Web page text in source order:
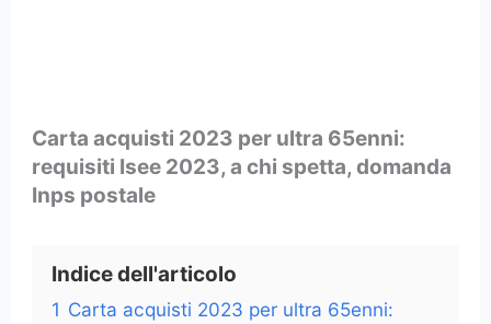
Carta acquisti 2023 per ultra 65enni:
requisiti Isee 2023, a chi spetta, domanda
Inps postale
Indice dell'articolo
1 Carta acquisti 2023 per ultra 65enni: